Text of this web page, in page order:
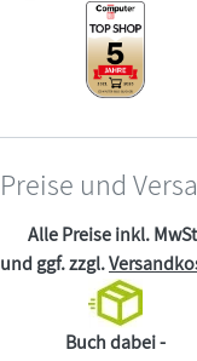
Preise und
Alle Preise inkl.
und ggf. zzgl.
Buch dabei -